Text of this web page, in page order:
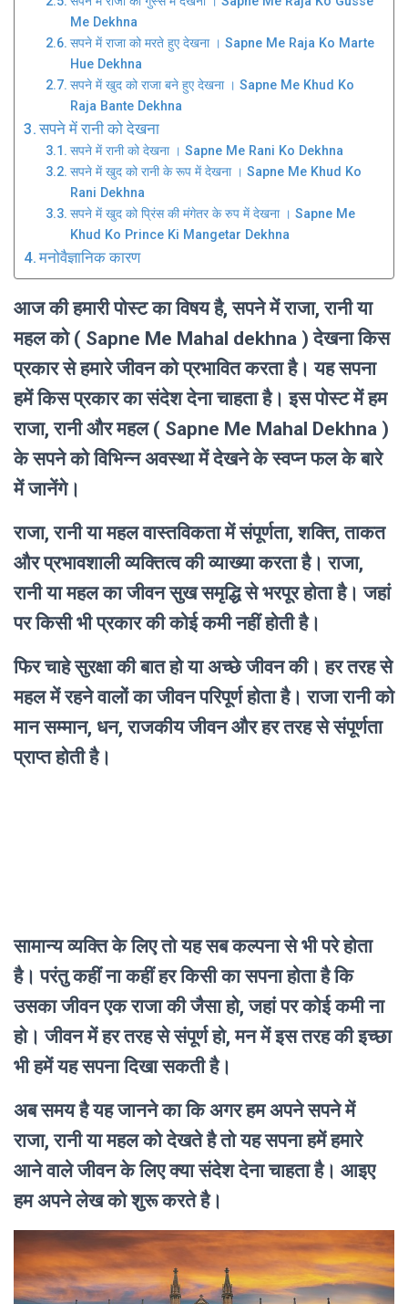
Me Dekhna
सपने में राजा को मरते हुए देखना । Sapne Me Raja Ko Marte
Hue Dekhna
सपने में खुद को राजा बने हुए देखना । Sapne Me Khud Ko
Raja Bante Dekhna
सपने में रानी को देखना
सपने में रानी को देखना । Sapne Me Rani Ko Dekhna
सपने में खुद को रानी के रूप में देखना । Sapne Me Khud Ko
Rani Dekhna
सपने में खुद को प्रिंस की मंगेतर के रुप में देखना । Sapne Me
Khud Ko Prince Ki Mangetar Dekhna
मनोवैज्ञानिक कारण
आज की हमारी पोस्ट का विषय है, सपने में राजा, रानी या
महल को ( Sapne Me Mahal dekhna ) देखना किस
प्रकार से हमारे जीवन को प्रभावित करता है। यह सपना
हमें किस प्रकार का संदेश देना चाहता है। इस पोस्ट में हम
राजा, रानी और महल ( Sapne Me Mahal Dekhna )
के सपने को विभिन्न अवस्था में देखने के स्वप्न फल के बारे
में जानेंगे।
राजा, रानी या महल वास्तविकता में संपूर्णता, शक्ति, ताकत
और प्रभावशाली व्यक्तित्व की व्याख्या करता है। राजा,
रानी या महल का जीवन सुख समृद्धि से भरपूर होता है। जहां
पर किसी भी प्रकार की कोई कमी नहीं होती है।
फिर चाहे सुरक्षा की बात हो या अच्छे जीवन की। हर तरह से
महल में रहने वालों का जीवन परिपूर्ण होता है। राजा रानी को
मान सम्मान, धन, राजकीय जीवन और हर तरह से संपूर्णता
प्राप्त होती है।
सामान्य व्यक्ति के लिए तो यह सब कल्पना से भी परे होता
है। परंतु कहीं ना कहीं हर किसी का सपना होता है कि
उसका जीवन एक राजा की जैसा हो, जहां पर कोई कमी ना
हो। जीवन में हर तरह से संपूर्ण हो, मन में इस तरह की इच्छा
भी हमें यह सपना दिखा सकती है।
अब समय है यह जानने का कि अगर हम अपने सपने में
राजा, रानी या महल को देखते है तो यह सपना हमें हमारे
आने वाले जीवन के लिए क्या संदेश देना चाहता है। आइए
हम अपने लेख को शुरू करते है।